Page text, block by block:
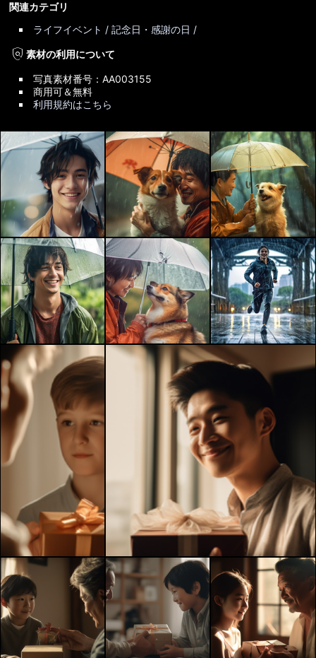
関連カテゴリ
ライフイベント / 記念日・感謝の日 /
policy素材の利用について
写真素材番号：AA003155
商用可＆無料
利用規約はこちら